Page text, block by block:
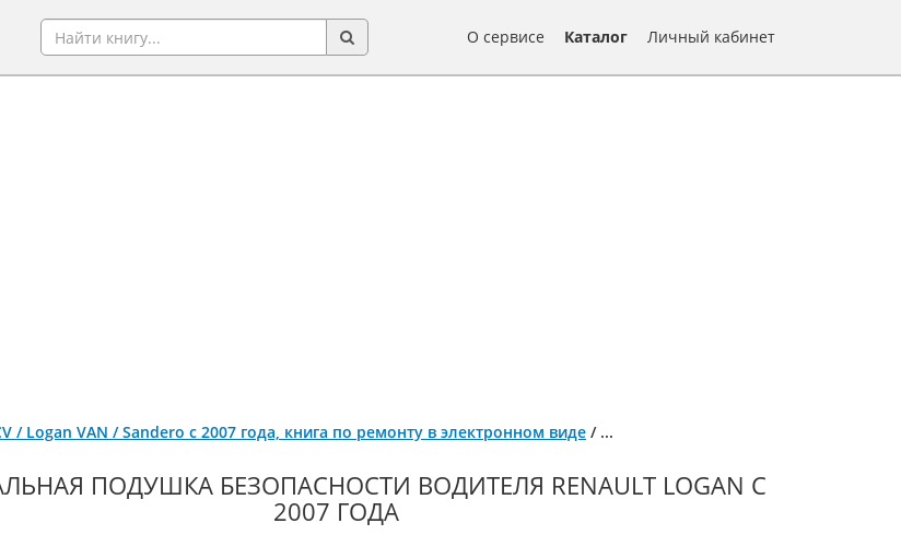
О сервисе Каталог Личный кабинет
/ Logan VAN / Sandero с 2007 года, книга по ремонту в электронном виде / ...
ПОДУШКА БЕЗОПАСНОСТИ ВОДИТЕЛЯ RENAULT LOGAN С
2007 ГОДА